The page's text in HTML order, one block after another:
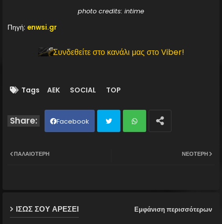
photo credits: intime
Πηγή: enwsi.gr
Συνδεθείτε στο κανάλι μας στο Viber!
Tags AEK SOCIAL TOP
Facebook
p
ΝΕΌΤΕΡΗ
ΠΑΛΑΙΌΤΕΡΗ
ΙΣΩΣ ΣΟΥ ΑΡΕΣΕΙ Εμφάνιση περισσότερων